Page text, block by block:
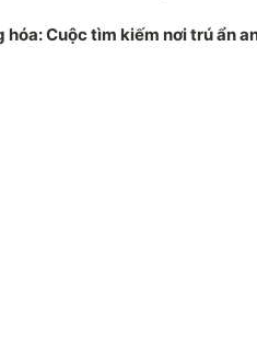
hóa: Cuộc tìm kiếm nơi trú ẩn